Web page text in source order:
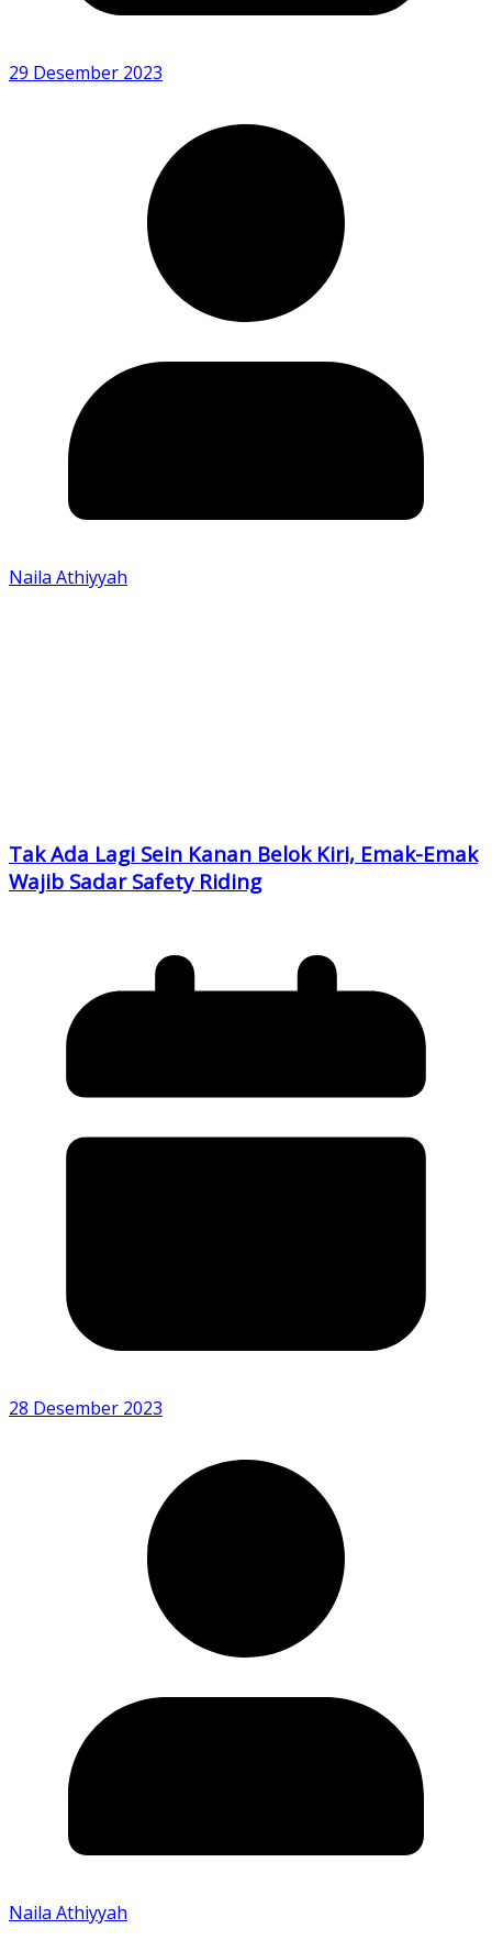
29 Desember 2023
Naila Athiyyah
Tak Ada Lagi Sein Kanan Belok Kiri, Emak-Emak
Wajib Sadar Safety Riding
28 Desember 2023
Naila Athiyyah